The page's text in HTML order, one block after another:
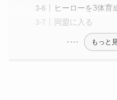
ヒーローを3体育
同盟に入る
もっと